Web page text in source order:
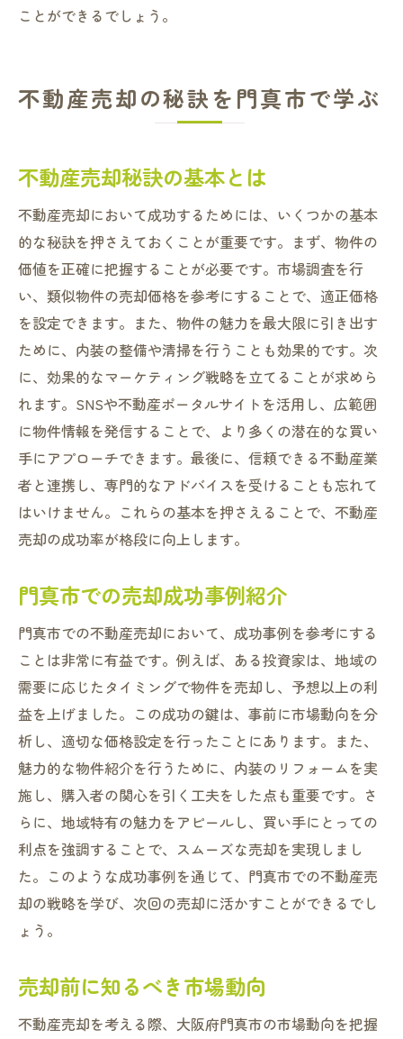
ことができるでしょう。
不動産売却の秘訣を門真市で学ぶ
不動産売却秘訣の基本とは
不動産売却において成功するためには、いくつかの基本
的な秘訣を押さえておくことが重要です。まず、物件の
価値を正確に把握することが必要です。市場調査を行
い、類似物件の売却価格を参考にすることで、適正価格
を設定できます。また、物件の魅力を最大限に引き出す
ために、内装の整備や清掃を行うことも効果的です。次
に、効果的なマーケティング戦略を立てることが求めら
れます。SNSや不動産ポータルサイトを活用し、広範囲
に物件情報を発信することで、より多くの潜在的な買い
手にアプローチできます。最後に、信頼できる不動産業
者と連携し、専門的なアドバイスを受けることも忘れて
はいけません。これらの基本を押さえることで、不動産
売却の成功率が格段に向上します。
門真市での売却成功事例紹介
門真市での不動産売却において、成功事例を参考にする
ことは非常に有益です。例えば、ある投資家は、地域の
需要に応じたタイミングで物件を売却し、予想以上の利
益を上げました。この成功の鍵は、事前に市場動向を分
析し、適切な価格設定を行ったことにあります。また、
魅力的な物件紹介を行うために、内装のリフォームを実
施し、購入者の関心を引く工夫をした点も重要です。さ
らに、地域特有の魅力をアピールし、買い手にとっての
利点を強調することで、スムーズな売却を実現しまし
た。このような成功事例を通じて、門真市での不動産売
却の戦略を学び、次回の売却に活かすことができるでし
ょう。
売却前に知るべき市場動向
不動産売却を考える際、大阪府門真市の市場動向を把握